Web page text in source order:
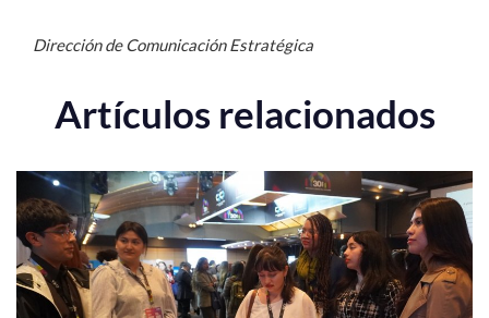
Dirección de Comunicación Estratégica
Artículos relacionados